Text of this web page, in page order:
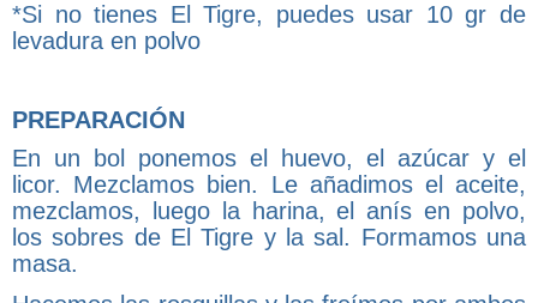
*Si no tienes El Tigre, puedes usar 10 gr de
levadura en polvo
PREPARACIÓN
En un bol ponemos el huevo, el azúcar y el
licor. Mezclamos bien. Le añadimos el aceite,
mezclamos, luego la harina, el anís en polvo,
los sobres de El Tigre y la sal. Formamos una
masa.